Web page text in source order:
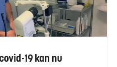
19 kan nu